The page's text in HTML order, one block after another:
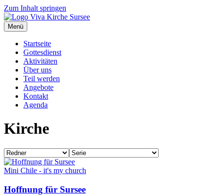
Zum Inhalt springen
Menü
Startseite
Gottesdienst
Aktivitäten
Über uns
Teil werden
Angebote
Kontakt
Agenda
Kirche
Mini Chile - it's my church
Hoffnung für Sursee